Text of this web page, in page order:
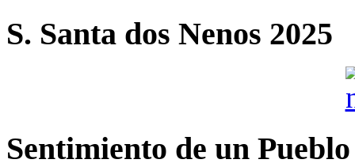
S. Santa dos Nenos 2025
Sentimiento de un Pueblo